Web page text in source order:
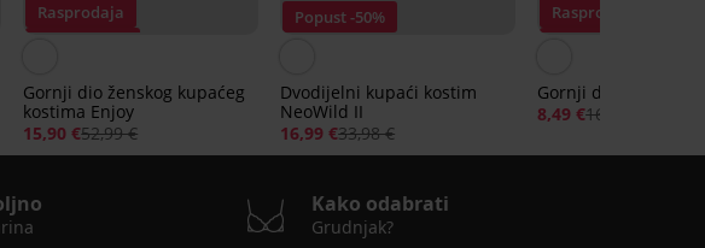
Rasprodaja
Gornji dio ženskog kupaćeg
kostima Enjoy
15,90 €52,99 €
Popust -50%
Dvodijelni kupaći kostim
NeoWild II
16,99 €33,98 €
Rasprodaja
Gornji dio bikinija
8,49 €16,99 €
Kako odabrati
Grudnjak?